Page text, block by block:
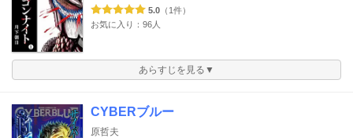
5.0 （1件）
お気に入り：96人
あらすじを見る▼
CYBERブルー
原哲夫